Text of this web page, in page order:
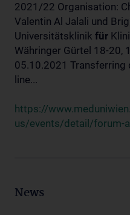
2021/22 Organisation:
Valentin Al Jalali und
Universitätsklinik für
Währinger Gürtel 18-20,
05.10.2021 Transferring
line...
https://
us/events/detail/forum-
News